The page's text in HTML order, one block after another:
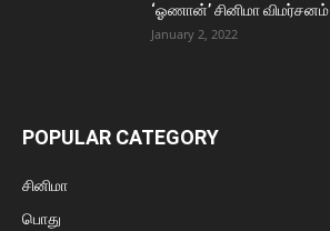
‘ஓணான்’ சினிமா விமர்சனம்
January 2, 2022
POPULAR CATEGORY
சினிமா
பொது